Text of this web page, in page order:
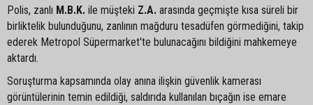
Polis, zanlı M.B.K. ile müşteki Z.A. arasında geçmişte kısa süreli bir
birliktelik bulunduğunu, zanlının mağduru tesadüfen görmediğini, takip
ederek Metropol Süpermarket'te bulunacağını bildiğini mahkemeye
aktardı.
Soruşturma kapsamında olay anına ilişkin güvenlik kamerası
görüntülerinin temin edildiği, saldırıda kullanılan bıçağın ise emare